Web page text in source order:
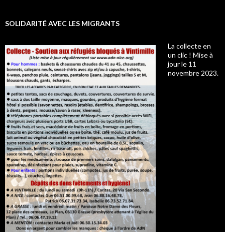
SOLIDARITÉ AVEC LES MIGRANTS
La collecte en
un clic ! Mise à
jour le 11
novembre 2023.